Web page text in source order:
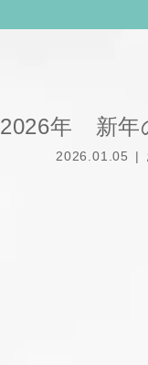
2026年 新年
2026.01.05